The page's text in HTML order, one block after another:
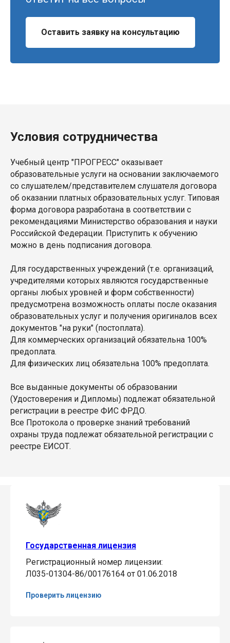
Оставить заявку на консультацию
Условия сотрудничества
Учебный центр "ПРОГРЕСС" оказывает
образовательные услуги на основании заключаемого
со слушателем/представителем слушателя договора
об оказании платных образовательных услуг. Типовая
форма договора разработана в соответствии с
рекомендациями Министерство образования и науки
Российской Федерации. Приступить к обучению
можно в день подписания договора.
Для государственных учреждений (т.е. организаций,
учредителями которых являются государственные
органы любых уровней и форм собственности)
предусмотрена возможность оплаты после оказания
образовательных услуг и получения оригиналов всех
документов "на руки" (постоплата).
Для коммерческих организаций обязательна 100%
предоплата.
Для физических лиц обязательна 100% предоплата.
Все выданные документы об образовании
(Удостоверения и Дипломы) подлежат обязательной
регистрации в реестре ФИС ФРДО.
Все Протокола о проверке знаний требований
охраны труда подлежат обязательной регистрации с
реестре ЕИСОТ.
Государственная лицензия
Регистрационный номер лицензии:
Л035-01304-86/00176164 от 01.06.2018
Проверить лицензию